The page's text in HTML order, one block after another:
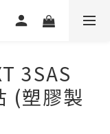
3SAS
(塑膠製